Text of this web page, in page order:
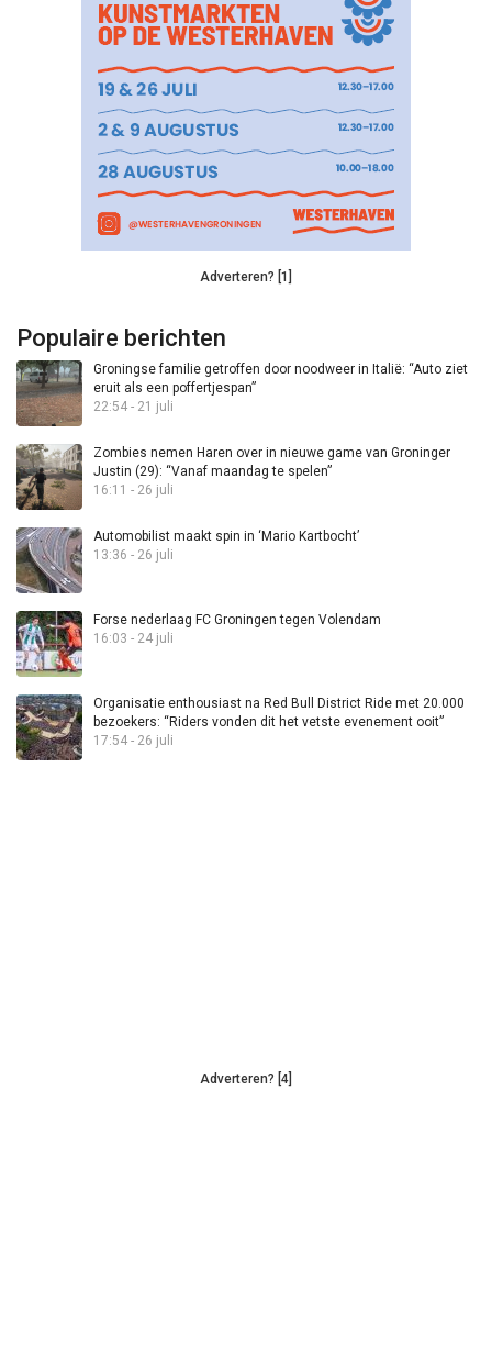
Adverteren? [1]
Populaire berichten
Groningse familie getroffen door noodweer in Italië: “Auto ziet
eruit als een poffertjespan”
22:54 - 21 juli
Zombies nemen Haren over in nieuwe game van Groninger
Justin (29): “Vanaf maandag te spelen”
16:11 - 26 juli
Automobilist maakt spin in ‘Mario Kartbocht’
13:36 - 26 juli
Forse nederlaag FC Groningen tegen Volendam
16:03 - 24 juli
Organisatie enthousiast na Red Bull District Ride met 20.000
bezoekers: “Riders vonden dit het vetste evenement ooit”
17:54 - 26 juli
Adverteren? [4]